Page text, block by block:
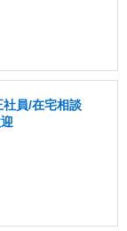
員/在宅相談